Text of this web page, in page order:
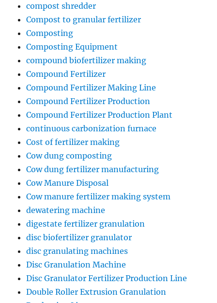
compost shredder
Compost to granular fertilizer
Composting
Composting Equipment
compound biofertilizer making
Compound Fertilizer
Compound Fertilizer Making Line
Compound Fertilizer Production
Compound Fertilizer Production Plant
continuous carbonization furnace
Cost of fertilizer making
Cow dung composting
Cow dung fertilizer manufacturing
Cow Manure Disposal
Cow manure fertilizer making system
dewatering machine
digestate fertilizer granulation
disc biofertilizer granulator
disc granulating machines
Disc Granulation Machine
Disc Granulator Fertilizer Production Line
Double Roller Extrusion Granulation